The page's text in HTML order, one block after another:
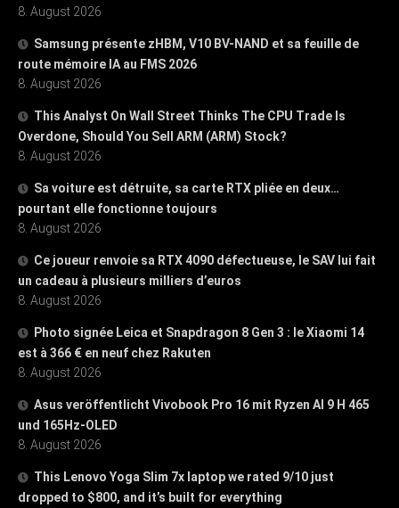
8. August 2026
Samsung présente zHBM, V10 BV-NAND et sa feuille de
route mémoire IA au FMS 2026
8. August 2026
This Analyst On Wall Street Thinks The CPU Trade Is
Overdone, Should You Sell ARM (ARM) Stock?
8. August 2026
Sa voiture est détruite, sa carte RTX pliée en deux…
pourtant elle fonctionne toujours
8. August 2026
Ce joueur renvoie sa RTX 4090 défectueuse, le SAV lui fait
un cadeau à plusieurs milliers d’euros
8. August 2026
Photo signée Leica et Snapdragon 8 Gen 3 : le Xiaomi 14
est à 366 € en neuf chez Rakuten
8. August 2026
Asus veröffentlicht Vivobook Pro 16 mit Ryzen AI 9 H 465
und 165Hz-OLED
8. August 2026
This Lenovo Yoga Slim 7x laptop we rated 9/10 just
dropped to $800, and it’s built for everything